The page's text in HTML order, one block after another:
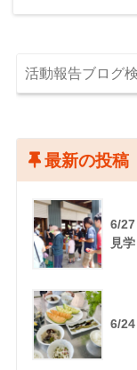
最新の投稿
6/
見学
6/